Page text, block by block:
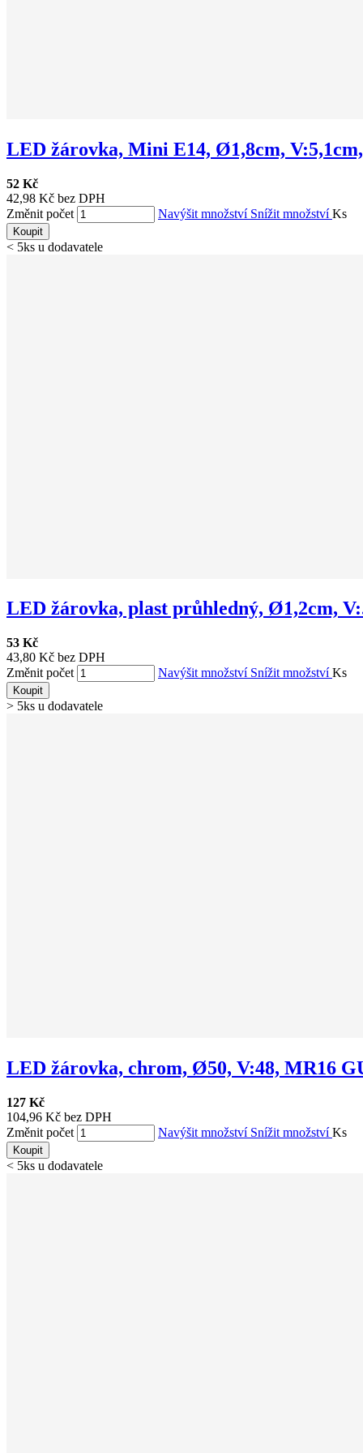
LED žárovka, Mini E14, Ø1,8cm,
52 Kč
42,98 Kč bez DPH
Změnit počet
Navýšit množství Snížit množstvíKs
Koupit
< 5ks u dodavatele
LED žárovka, plast průhledný, Ø1,2cm,
53 Kč
43,80 Kč bez DPH
Změnit počet
Navýšit množství Snížit množstvíKs
Koupit
> 5ks u dodavatele
LED žárovka, chrom, Ø50, V:48, MR16
127 Kč
104,96 Kč bez DPH
Změnit počet
Navýšit množství Snížit množstvíKs
Koupit
< 5ks u dodavatele